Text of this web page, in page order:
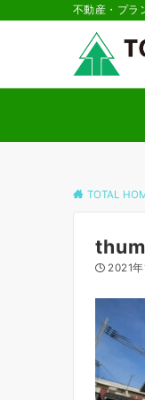
不動産・プラ
TOTAL
2021